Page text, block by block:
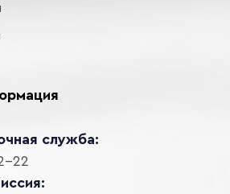
служба:
22